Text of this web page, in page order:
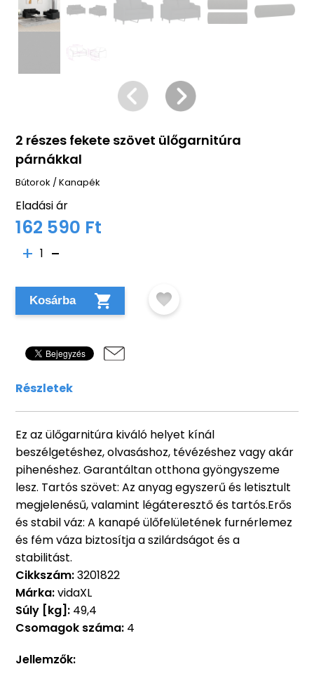
2 részes fekete szövet ülőgarnitúra
párnákkal
Bútorok /Kanapék
Eladási ár
162 590 Ft
1
Kosárba
Részletek
Ez az ülőgarnitúra kiváló helyet kínál
beszélgetéshez, olvasáshoz, tévézéshez vagy akár
pihenéshez. Garantáltan otthona gyöngyszeme
lesz. Tartós szövet: Az anyag egyszerű és letisztult
megjelenésű, valamint légáteresztő és tartós.Erős
és stabil váz: A kanapé ülőfelületének furnérlemez
és fém váza biztosítja a szilárdságot és a
stabilitást.
Cikkszám:3201822
Márka:vidaXL
Súly [kg]: 49,4
Csomagok száma: 4
Jellemzők: